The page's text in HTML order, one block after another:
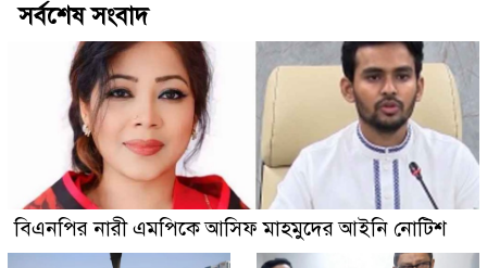
সর্বশেষ সংবাদ
বিএনপির নারী এমপিকে আসিফ মাহমুদের আইনি নোটিশ